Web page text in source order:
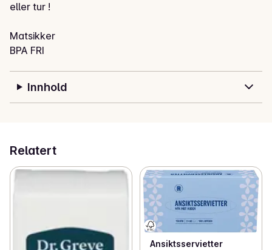
eller tur !
Matsikker
BPA FRI
Innhold
Relatert
Ansiktsservietter